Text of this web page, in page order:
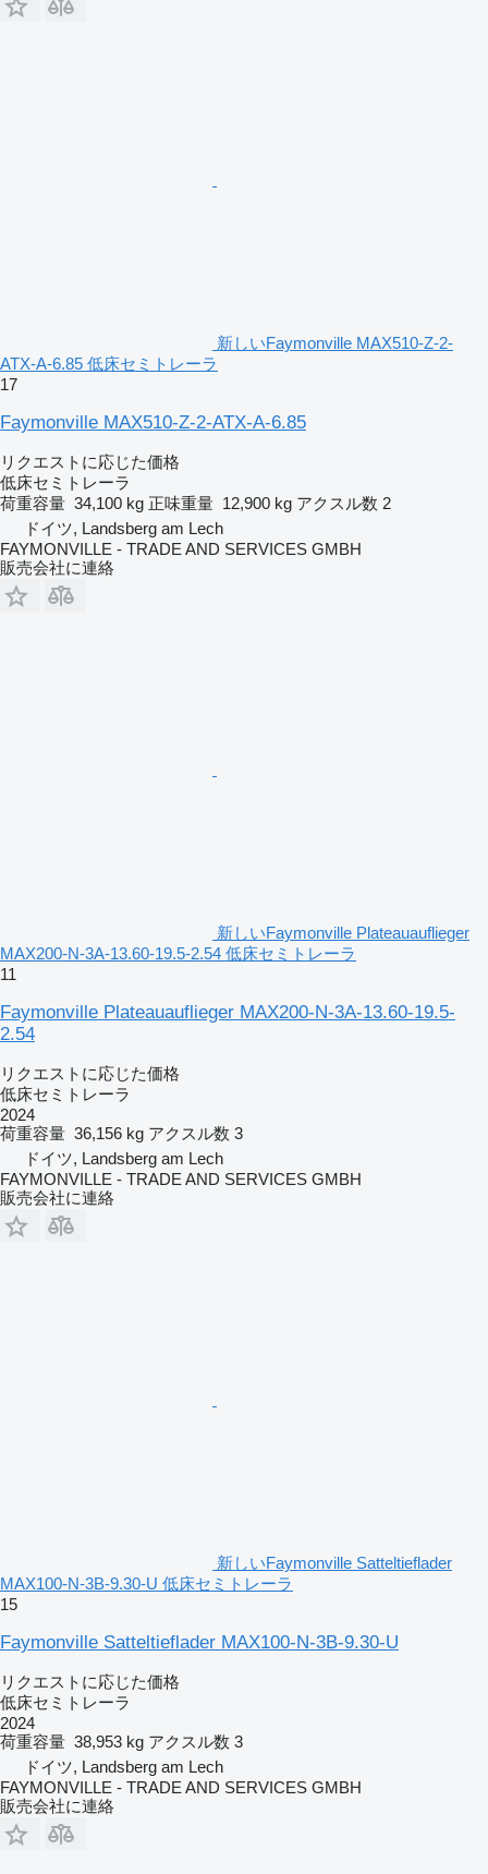
新しいFaymonville MAX510-Z-2-
ATX-A-6.85 低床セミトレーラ
17
Faymonville MAX510-Z-2-ATX-A-6.85
リクエストに応じた価格
低床セミトレーラ
荷重容量 34,100 kg 正味重量 12,900 kg アクスル数 2
ドイツ, Landsberg am Lech
FAYMONVILLE - TRADE AND SERVICES GMBH
販売会社に連絡
新しいFaymonville Plateauauflieger
MAX200-N-3A-13.60-19.5-2.54 低床セミトレーラ
11
Faymonville Plateauauflieger MAX200-N-3A-13.60-19.5-
2.54
リクエストに応じた価格
低床セミトレーラ
2024
荷重容量 36,156 kg アクスル数 3
ドイツ, Landsberg am Lech
FAYMONVILLE - TRADE AND SERVICES GMBH
販売会社に連絡
新しいFaymonville Satteltieflader
MAX100-N-3B-9.30-U 低床セミトレーラ
15
Faymonville Satteltieflader MAX100-N-3B-9.30-U
リクエストに応じた価格
低床セミトレーラ
2024
荷重容量 38,953 kg アクスル数 3
ドイツ, Landsberg am Lech
FAYMONVILLE - TRADE AND SERVICES GMBH
販売会社に連絡